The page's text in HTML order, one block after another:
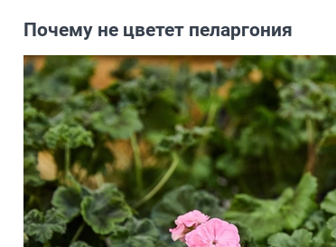
Почему не цветет пеларгония